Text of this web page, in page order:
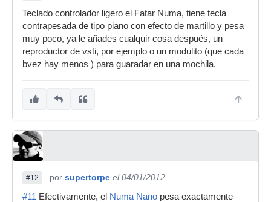
Teclado controlador ligero el Fatar Numa, tiene tecla
contrapesada de tipo piano con efecto de martillo y pesa
muy poco, ya le añades cualquir cosa después, un
reproductor de vsti, por ejemplo o un modulito (que cada
bvez hay menos ) para guaradar en una mochila.
#12 por supertorpe el 04/01/2012
#11 Efectivamente, el Numa Nano pesa exactamente